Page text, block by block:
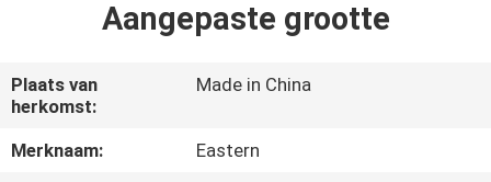
ONS
FABRIEKSREIS
Aangepaste grootte
Plaats van
herkomst:
Made in China
Merknaam:
Eastern